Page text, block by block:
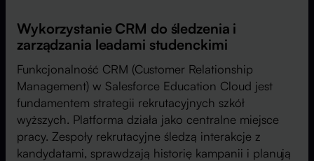
Wykorzystanie CRM do śledzenia i
zarządzania leadami studenckimi
Funkcjonalność CRM (Customer Relationship
Management) w Salesforce Education Cloud jest
fundamentem strategii rekrutacyjnych szkół
wyższych. Platforma działa jako centralne miejsce
pracy. Zespoły rekrutacyjne śledzą interakcje z
kandydatami, sprawdzają historię kampanii i planują